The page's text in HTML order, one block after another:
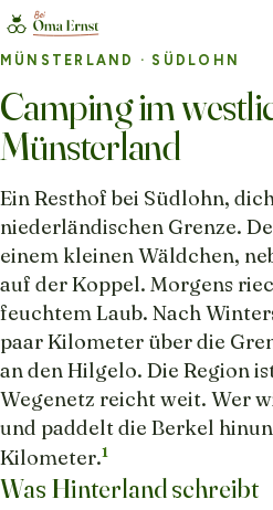
MÜNSTERLAND · SÜDLOHN
Camping im
Münsterland
Ein Resthof bei Südlohn,
niederländischen Grenze.
einem kleinen Wäldchen,
auf der Koppel. Morgens
feuchtem Laub. Nach
paar Kilometer über die
an den Hilgelo. Die Region
Wegenetz reicht weit. Wer
und paddelt die Berkel
Kilometer.1
Was Hinterland schreibt